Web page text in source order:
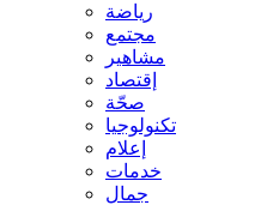
رياضة
مجتمع
مشاهير
إقتصاد
صحّة
تكنولوجيا
إعلام
خدمات
جمال